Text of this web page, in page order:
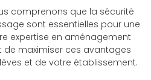
comprenons que la sécurité
sont essentielles pour une
expertise en aménagement
de maximiser ces avantages
et de votre établissement.